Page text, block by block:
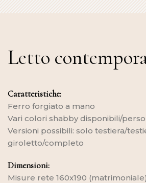
Letto
Caratteristiche:
Ferro forgiato a mano
Vari colori shabby disponibili/
Versioni possibili: solo testiera/
giroletto/completo
Dimensioni:
Misure rete 160x190